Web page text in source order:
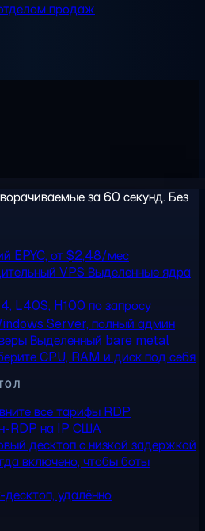
продаж
за 60 секунд. Без
EPYC, от $2,48/мес
VPS Выделенные ядра
L40S, H100 по запросу
Server, полный админ
Выделенный bare metal
CPU, RAM и диск под себя
все тарифы RDP
RDP на IP США
десктоп с низкой задержкой
включено, чтобы боты
удалённо